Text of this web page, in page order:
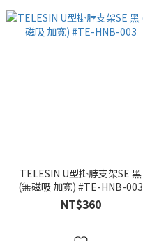
TELESIN U型掛脖支架SE 黑
(無磁吸 加寬) #TE-HNB-003
NT$360